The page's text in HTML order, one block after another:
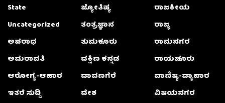
State
Uncategorized
ಅಪರಾಧ
ಅಮರಾವತಿ
ಆರೋಗ್ಯ-ಆಹಾರ
ಇತರೆ ಸುದ್ದಿ
ಜ್ಯೋತಿಷ್ಯ
ತಂತ್ರಜ್ಞಾನ
ತುಮಕೂರು
ದಕ್ಷಿಣ ಕನ್ನಡ
ದಾವಣಗೆರೆ
ದೇಶ
ರಾಜಕೀಯ
ರಾಜ್ಯ
ರಾಮನಗರ
ರಾಯಚೂರು
ವಾಣಿಜ್ಯ-ವ್ಯಾಪಾರ
ವಿಜಯನಗರ